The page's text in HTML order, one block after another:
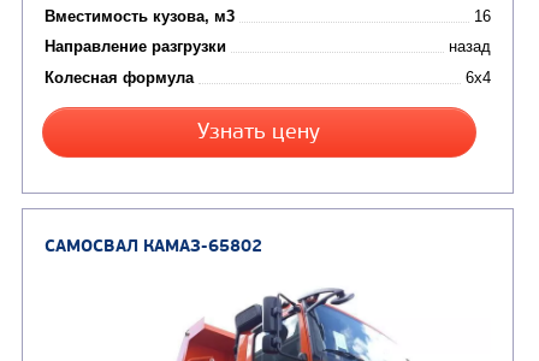
Цена по запросу
Производитель
Экологический класс
Грузоподъемность, кг
Направление разгрузки
Колесная формула
Узнать цену